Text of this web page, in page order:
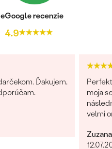
Google recenzie
4.9
Ďakujem.
moja
velmi
Zuzana